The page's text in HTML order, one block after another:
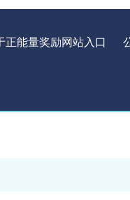
正能量奖励网站入口